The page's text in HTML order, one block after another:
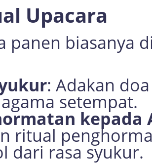
Upacara
panen biasanya
: Adakan
setempat.
kepada
ritual
dari rasa syukur.